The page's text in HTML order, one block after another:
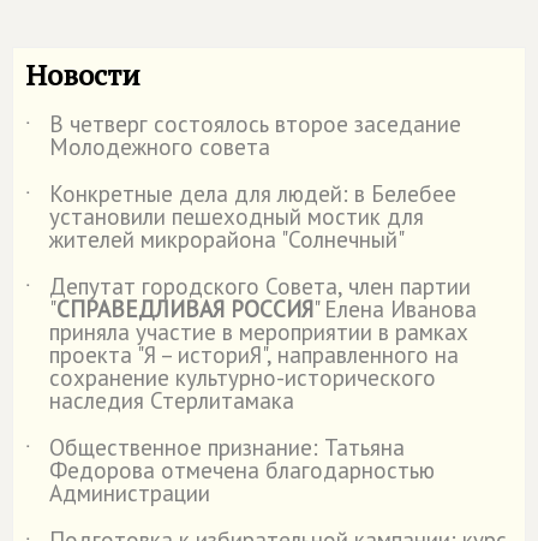
Новости
˙ В четверг состоялось второе заседание
Молодежного совета
˙
Конкретные дела для людей: в Белебее
установили пешеходный мостик для
жителей микрорайона "Солнечный"
˙
Депутат городского Совета, член партии
"СПРАВЕДЛИВАЯ РОССИЯ" Елена Иванова
приняла участие в мероприятии в рамках
проекта "Я – историЯ", направленного на
сохранение культурно-исторического
наследия Стерлитамака
˙
Общественное признание: Татьяна
Федорова отмечена благодарностью
Администрации